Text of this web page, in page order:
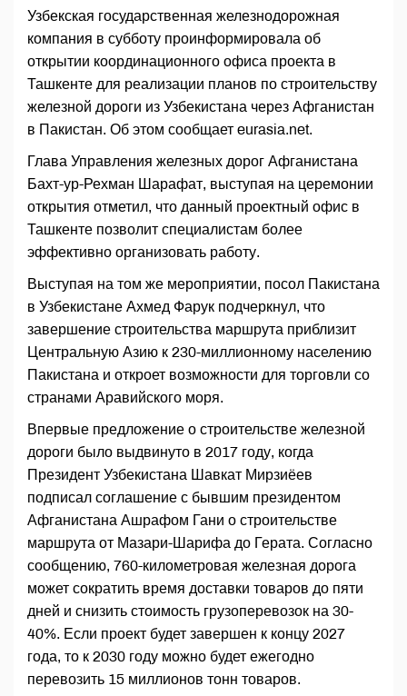
Узбекская государственная железнодорожная
компания в субботу проинформировала об
открытии координационного офиса проекта в
Ташкенте для реализации планов по строительству
железной дороги из Узбекистана через Афганистан
в Пакистан. Об этом сообщает eurasia.net.
Глава Управления железных дорог Афганистана
Бахт-ур-Рехман Шарафат, выступая на церемонии
открытия отметил, что данный проектный офис в
Ташкенте позволит специалистам более
эффективно организовать работу.
Выступая на том же мероприятии, посол Пакистана
в Узбекистане Ахмед Фарук подчеркнул, что
завершение строительства маршрута приблизит
Центральную Азию к 230-миллионному населению
Пакистана и откроет возможности для торговли со
странами Аравийского моря.
Впервые предложение о строительстве железной
дороги было выдвинуто в 2017 году, когда
Президент Узбекистана Шавкат Мирзиёев
подписал соглашение с бывшим президентом
Афганистана Ашрафом Гани о строительстве
маршрута от Мазари-Шарифа до Герата. Согласно
сообщению, 760-километровая железная дорога
может сократить время доставки товаров до пяти
дней и снизить стоимость грузоперевозок на 30-
40%. Если проект будет завершен к концу 2027
года, то к 2030 году можно будет ежегодно
перевозить 15 миллионов тонн товаров.